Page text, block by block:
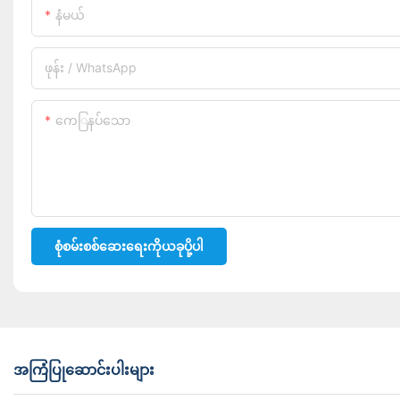
နံမယ်
ဖုန်း / WhatsApp
ကေြနပ်သော
စုံစမ်းစစ်ဆေးရေးကိုယခုပို့ပါ
အကြံပြုဆောင်းပါးများ